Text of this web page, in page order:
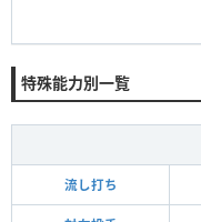
特殊能力別一覧
流し打ち